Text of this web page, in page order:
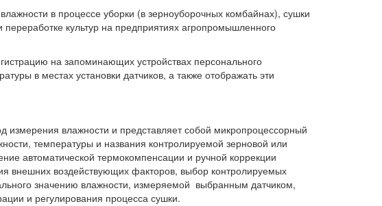
в процессе уборки (в зерноуборочных комбайнах), сушки
культур на предприятиях агропромышленного
на запоминающих устройствах персонального
в местах установки датчиков, а также отображать эти
измерения влажности и представляет собой микропроцессорный
температуры и названия контролируемой зерновой или
автоматической термокомпенсации и ручной коррекции
внешних воздействующих факторов, выбор контролируемых
значению влажности, измеряемой выбранным датчиком,
и регулирования процесса сушки.